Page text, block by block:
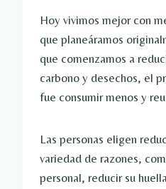
Hoy vivimos mejor con
que planeáramos
que comenzamos a
carbono y desechos, el
fue consumir menos y
Las personas eligen
variedad de razones,
personal, reducir su